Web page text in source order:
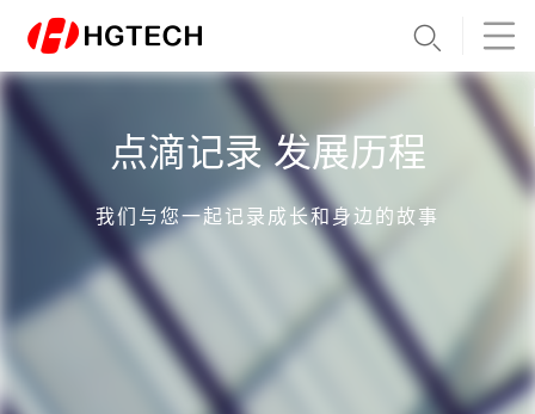
点滴记录 发展历程
我们与您一起记录成长和身边的故事